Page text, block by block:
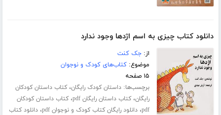
دانلود کتاب چیزی به اسم اژدها وجود ندارد
از:جک کنت
موضوع:کتاب‌های کودک و نوجوان
۱۵ صفحه
برچسب‌ها:داستان کودک رایگان،کتاب داستان کودکان
رایگان،کتاب داستان رایگان pdf ،کتاب داستان کودکان
pdf،دانلود رایگان کتاب کودک و نوجوان pdf ،دانلود کتاب